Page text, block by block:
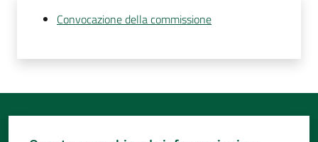
Convocazione della commissione